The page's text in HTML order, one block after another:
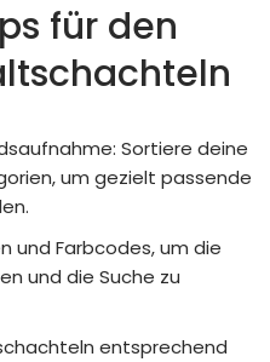
für den
Sortiere deine
um gezielt passende
und Farbcodes, um die
und die Suche zu
entsprechend